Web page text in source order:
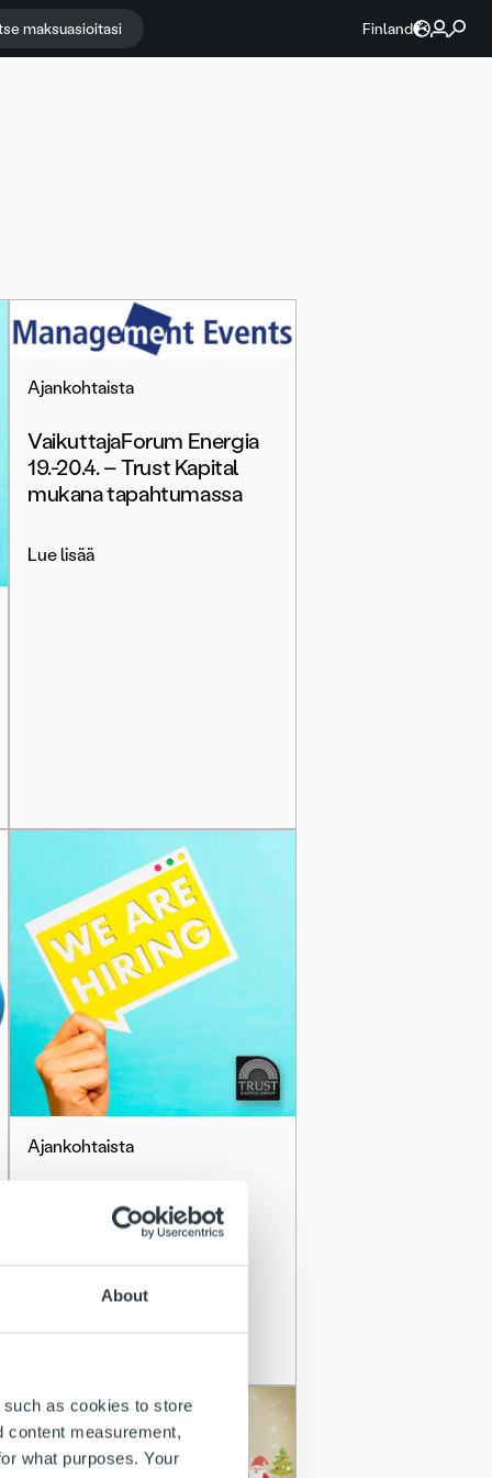
About
as cookies to store
content measurement,
what purposes. Your
maksuasioitasi Finland
Ajankohtaista
VaikuttajaForum Energia
19.-20.4. – Trust Kapital
mukana tapahtumassa
Lue lisää
Ajankohtaista
asiakkuusjohtajaa